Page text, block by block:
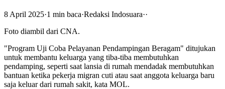
8 April 2025·1 min baca·Redaksi Indosuara··
Foto diambil dari CNA.
"Program Uji Coba Pelayanan Pendampingan Beragam" ditujukan
untuk membantu keluarga yang tiba-tiba membutuhkan
pendamping, seperti saat lansia di rumah mendadak membutuhkan
bantuan ketika pekerja migran cuti atau saat anggota keluarga baru
saja keluar dari rumah sakit, kata MOL.